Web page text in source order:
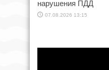
нарушения ПДД
07.08.2026 13:15